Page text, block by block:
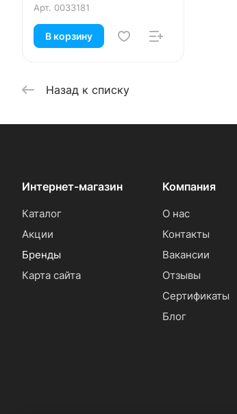
Арт. 0033181
В корзину
Назад к списку
Интернет-магазин
Каталог
Акции
Бренды
Карта сайта
Компания
О нас
Контакты
Вакансии
Отзывы
Сертификаты
Блог